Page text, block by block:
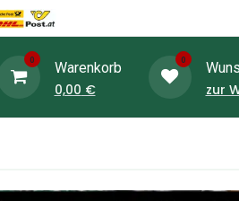
0 Warenkorb
0,00 €
0
zur